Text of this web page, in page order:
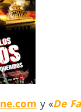
y «De